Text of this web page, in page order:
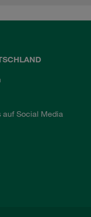
auf Social Media